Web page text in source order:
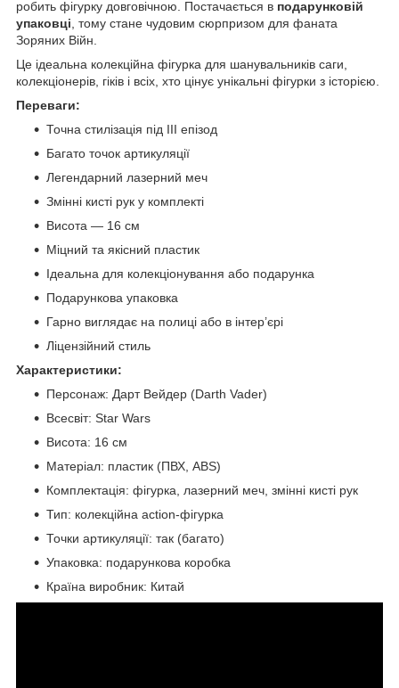
робить фігурку довговічною. Постачається в подарунковій
упаковці , тому стане чудовим сюрпризом для фаната
Зоряних Війн.
Це ідеальна колекційна фігурка для шанувальників саги,
колекціонерів, гіків і всіх, хто цінує унікальні фігурки з історією.
Переваги:
Точна стилізація під III епізод
Багато точок артикуляції
Легендарний лазерний меч
Змінні кисті рук у комплекті
Висота — 16 см
Міцний та якісний пластик
Ідеальна для колекціонування або подарунка
Подарункова упаковка
Гарно виглядає на полиці або в інтер’єрі
Ліцензійний стиль
Характеристики:
Персонаж: Дарт Вейдер (Darth Vader)
Всесвіт: Star Wars
Висота: 16 см
Матеріал: пластик (ПВХ, ABS)
Комплектація: фігурка, лазерний меч, змінні кисті рук
Тип: колекційна action-фігурка
Точки артикуляції: так (багато)
Упаковка: подарункова коробка
Країна виробник: Китай